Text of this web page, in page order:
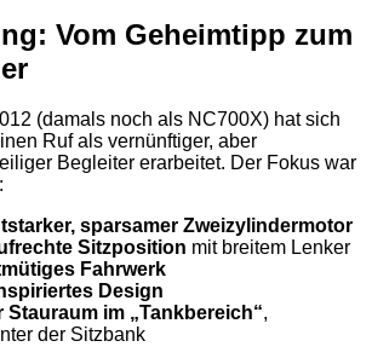
Vom Geheimtipp zum
(damals noch als NC700X) hat sich
Ruf als vernünftiger, aber
Begleiter erarbeitet. Der Fokus war
sparsamer Zweizylindermotor
Sitzposition mit breitem Lenker
Fahrwerk
Design
Stauraum im „Tankbereich“,
der Sitzbank